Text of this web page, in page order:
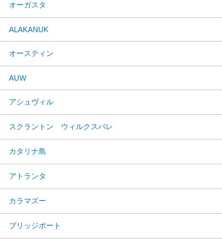
オーガスタ
ALAKANUK
オースティン
AUW
アシュヴィル
スクラントン ウィルクスバレ
カタリナ島
アトランタ
カラマズー
ブリッジポート